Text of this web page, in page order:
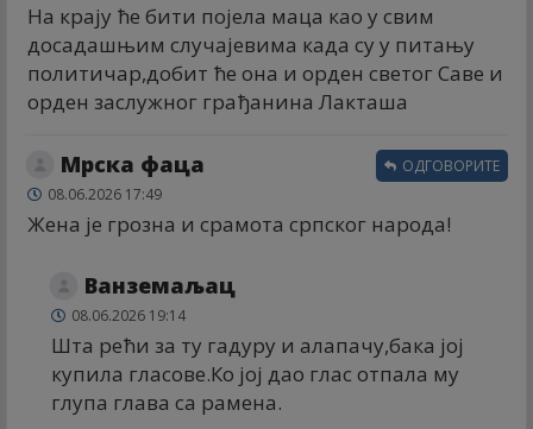
На крају ће бити појела маца као у свим
досадашњим случајевима када су у питању
политичар,добит ће она и орден светог Саве и
орден заслужног грађанина Лакташа
Мрска фаца
08.06.2026 17:49
Жена је грозна и срамота српског народа!
ОДГОВОРИТЕ
Ванземаљац
08.06.2026 19:14
Шта рећи за ту гадуру и алапачу,бака јој
купила гласове.Ко јој дао глас отпала му
глупа глава са рамена.